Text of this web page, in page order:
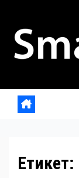
content
Етикет: